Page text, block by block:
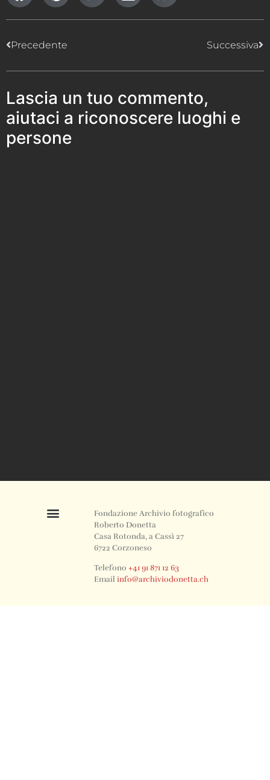
Precedente Successiva
Lascia un tuo commento,
aiutaci a riconoscere luoghi e
persone
Fondazione Archivio fotografico
Roberto Donetta
Casa Rotonda, a Cassì 27
6722 Corzoneso
Telefono+41 91 871 12 63
Emailinfo@archiviodonetta.ch